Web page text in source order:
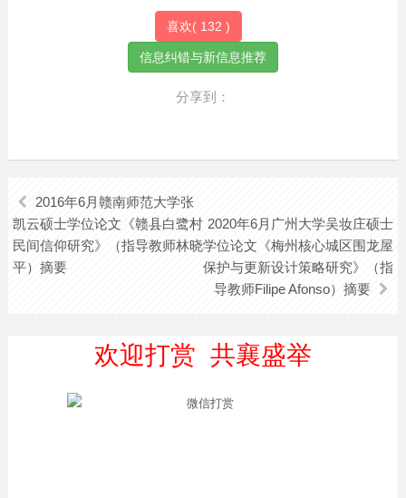
喜欢( 132 )
分享到：
2016年6月赣南师范大学张
凯云硕士学位论文《赣县白鹭村
民间信仰研究》（指导教师林晓
平）摘要
2020年6月广州大学吴妆庄硕士
学位论文《梅州核心城区围龙屋
保护与更新设计策略研究》（指
导教师Filipe Afonso）摘要
欢迎打赏 共襄盛举